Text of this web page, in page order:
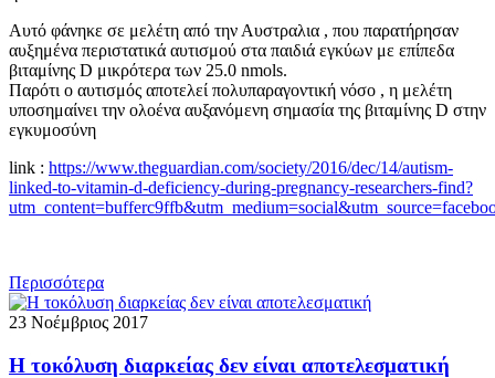
Αυτό φάνηκε σε μελέτη από την Αυστραλια , που παρατήρησαν
αυξημένα περιστατικά αυτισμού στα παιδιά εγκύων με επίπεδα
βιταμίνης D μικρότερα των 25.0 nmols.
Παρότι ο αυτισμός αποτελεί πολυπαραγοντική νόσο , η μελέτη
υποσημαίνει την ολοένα αυξανόμενη σημασία της βιταμίνης D στην
εγκυμοσύνη
link : https://www.theguardian.com/society/2016/dec/14/autism-
linked-to-vitamin-d-deficiency-during-pregnancy-researchers-find?
Περισσότερα
23 Νοέμβριος 2017
Η τοκόλυση διαρκείας δεν είναι αποτελεσματική